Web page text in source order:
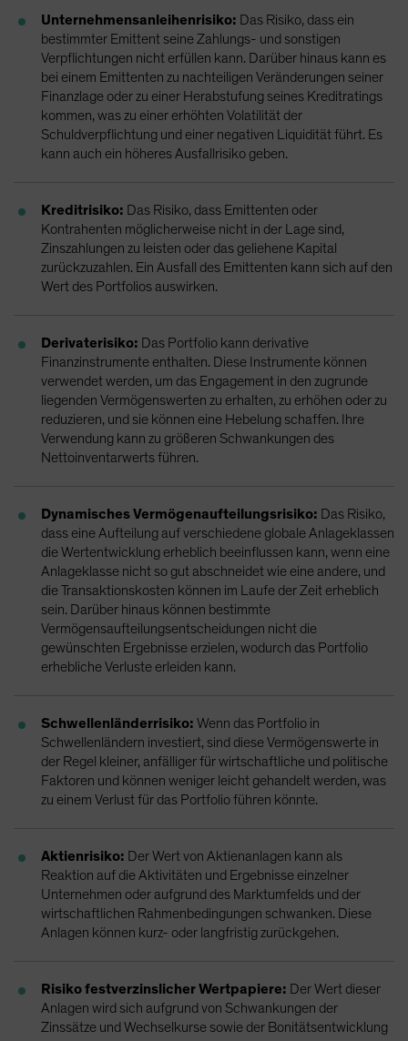
Unternehmensanleihenrisiko: Das Risiko, dass ein
bestimmter Emittent seine Zahlungs- und sonstigen
Verpflichtungen nicht erfüllen kann. Darüber hinaus kann es
bei einem Emittenten zu nachteiligen Veränderungen seiner
Finanzlage oder zu einer Herabstufung seines Kreditratings
kommen, was zu einer erhöhten Volatilität der
Schuldverpflichtung und einer negativen Liquidität führt. Es
kann auch ein höheres Ausfallrisiko geben.
Kreditrisiko: Das Risiko, dass Emittenten oder
Kontrahenten möglicherweise nicht in der Lage sind,
Zinszahlungen zu leisten oder das geliehene Kapital
zurückzuzahlen. Ein Ausfall des Emittenten kann sich auf den
Wert des Portfolios auswirken.
Derivaterisiko: Das Portfolio kann derivative
Finanzinstrumente enthalten. Diese Instrumente können
verwendet werden, um das Engagement in den zugrunde
liegenden Vermögenswerten zu erhalten, zu erhöhen oder zu
reduzieren, und sie können eine Hebelung schaffen. Ihre
Verwendung kann zu größeren Schwankungen des
Nettoinventarwerts führen.
Dynamisches Vermögenaufteilungsrisiko: Das Risiko,
dass eine Aufteilung auf verschiedene globale Anlageklassen
die Wertentwicklung erheblich beeinflussen kann, wenn eine
Anlageklasse nicht so gut abschneidet wie eine andere, und
die Transaktionskosten können im Laufe der Zeit erheblich
sein. Darüber hinaus können bestimmte
Vermögensaufteilungsentscheidungen nicht die
gewünschten Ergebnisse erzielen, wodurch das Portfolio
erhebliche Verluste erleiden kann.
Schwellenländerrisiko: Wenn das Portfolio in
Schwellenländern investiert, sind diese Vermögenswerte in
der Regel kleiner, anfälliger für wirtschaftliche und politische
Faktoren und können weniger leicht gehandelt werden, was
zu einem Verlust für das Portfolio führen könnte.
Aktienrisiko: Der Wert von Aktienanlagen kann als
Reaktion auf die Aktivitäten und Ergebnisse einzelner
Unternehmen oder aufgrund des Marktumfelds und der
wirtschaftlichen Rahmenbedingungen schwanken. Diese
Anlagen können kurz- oder langfristig zurückgehen.
Risiko festverzinslicher Wertpapiere: Der Wert dieser
Anlagen wird sich aufgrund von Schwankungen der
Zinssätze und Wechselkurse sowie der Bonitätsentwicklung